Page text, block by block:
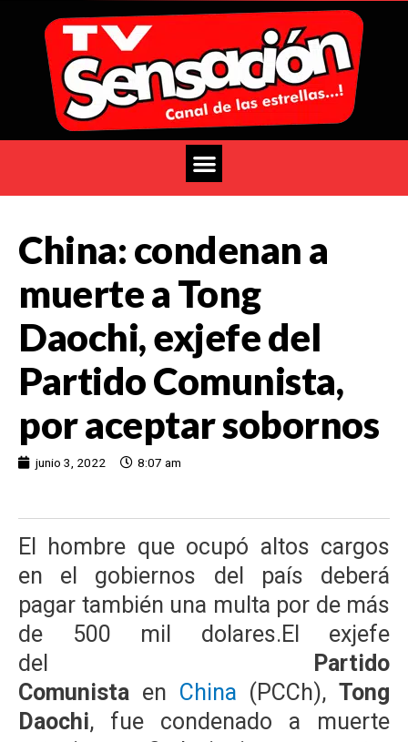
China: condenan a
muerte a Tong
Daochi, exjefe del
Partido Comunista,
por aceptar sobornos
junio 3, 2022 8:07 am
El hombre que ocupó altos cargos
en el gobiernos del país deberá
pagar también una multa por de más
de 500 mil dolares.El exjefe
del Partido
Comunista en China (PCCh), Tong
Daochi, fue condenado a muerte